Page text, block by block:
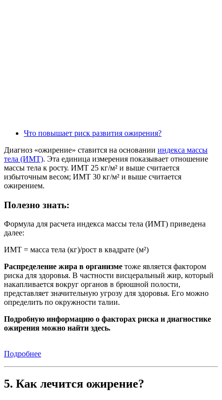
Что повышает риск развития ожирения?
Диагноз «ожирение» ставится на основании индекса массы
тела (ИМТ). Эта единица измерения показывает отношение
массы тела к росту. ИМТ 25 кг/м² и выше считается
избыточным весом; ИМТ 30 кг/м² и выше считается
ожирением.
Полезно знать:
Формула для расчета индекса массы тела (ИМТ) приведена
далее:
ИМТ = масса тела (кг)/рост в квадрате (м²)
Распределение жира в организме тоже является фактором
риска для здоровья. В частности висцеральный жир, который
накапливается вокруг органов в брюшной полости,
представляет значительную угрозу для здоровья. Его можно
определить по окружности талии.
Подробную информацию о факторах риска и диагностике
ожирения можно найти здесь.
Подробнее
5. Как лечится ожирение?